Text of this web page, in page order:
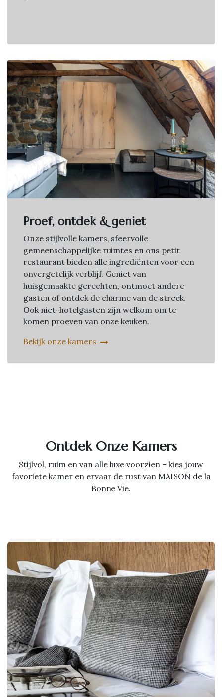
Proef, ontdek & geniet
Onze stijlvolle kamers, sfeervolle
gemeenschappelijke ruimtes en ons petit
restaurant bieden alle ingrediënten voor een
onvergetelijk verblijf. Geniet van
huisgemaakte gerechten, ontmoet andere
gasten of ontdek de charme van de streek.
Ook niet-hotelgasten zijn welkom om te
komen proeven van onze keuken.
Bekijk onze kamers
Ontdek Onze Kamers
Stijlvol, ruim en van alle luxe voorzien – kies jouw
favoriete kamer en ervaar de rust van MAISON de la
Bonne Vie.